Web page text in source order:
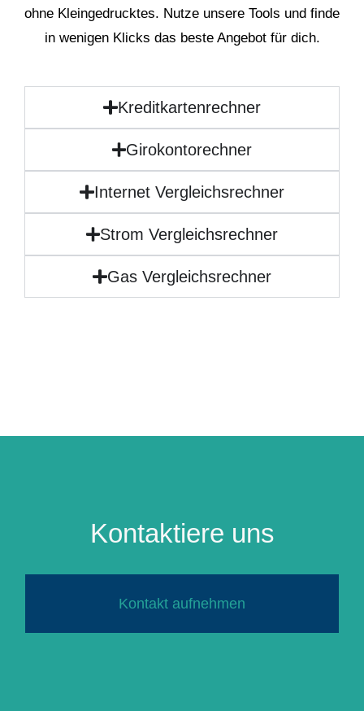
ohne Kleingedrucktes. Nutze unsere Tools und finde
in wenigen Klicks das beste Angebot für dich.
Kreditkartenrechner
Girokontorechner
Internet Vergleichsrechner
Strom Vergleichsrechner
Gas Vergleichsrechner
Kontaktiere uns
Kontakt aufnehmen